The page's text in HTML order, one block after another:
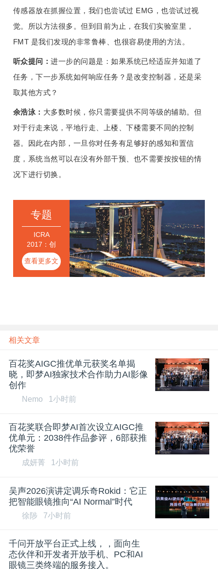
传感器放在抓握位置，我们也尝试过 EMG，也尝试过视
觉。所以方法很多。但到目前为止，在我们实验室里，
FMT 是我们发现的非常鲁棒、也很容易使用的方法。
听众提问：进一步的问题是：如果系统已经适应并知道了
任务，下一步系统如何响应任务？是改变控制器，还是采
取其他方式？
余浩泳： 大多数时候，你只需要提供不同等级的辅助。但
对于行走来说，平地行走、上楼、下楼需要不同的控制
器。因此在内部，一旦你对任务有足够好的感知和置信
度，系统当然可以在没有外部干预、也不需要按按钮的情
况下进行切换。
专题
ICRA
2017：创
新、创业和
解决方法
查看更多文
章
相关文章
百花奖AIGC推优单元获奖名单揭
晓，即梦AI独家技术合作助力AI影像
创作
Nemo 1小时前
百花奖联合即梦AI首次设立AIGC推
优单元：2038件作品参评，6部获推
优荣誉
成妍菁 1小时前
吴声2026演讲定调乐奇Rokid：它正
把智能眼镜推向“AI Normal”时代
徐陟 7小时前
千问开放平台正式上线，，面向生
态伙伴和开发者开放手机、PC和AI
眼镜三类终端的服务接入。